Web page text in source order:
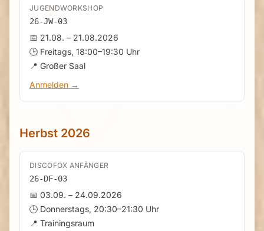
JUGENDWORKSHOP
26-JW-03
📅 21.08. – 21.08.2026
🕒 Freitags, 18:00–19:30 Uhr
📍 Großer Saal
Anmelden →
Herbst 2026
DISCOFOX ANFÄNGER
26-DF-03
📅 03.09. – 24.09.2026
🕒 Donnerstags, 20:30–21:30 Uhr
📍 Trainingsraum